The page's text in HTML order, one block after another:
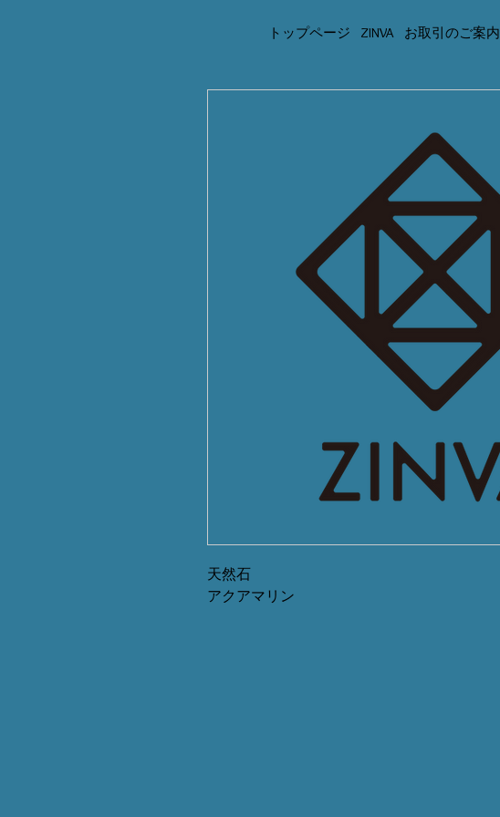
トップページ ZINVA お取引のご案内
天然石
アクアマリン